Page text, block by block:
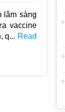
lâm sàng
vaccine
q... Read